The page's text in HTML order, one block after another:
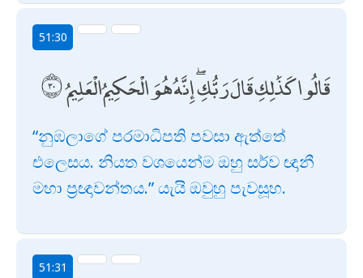
51:30
قَالُوا كَذَٰلِكِ قَالَ رَبُّكِ ۖ إِنَّهُ هُوَ الْحَكِيمُ الْعَلِيمُ
“නුඹලාගේ පරමාධිපති පවසා ඇත්තේ
එලෙසය. නියත වශයෙන්ම ඔහු සර්ව ඥානී
මහා ප්‍රඥාවන්තය.” යැයි ඔවුහු පැවසූහ.
51:31